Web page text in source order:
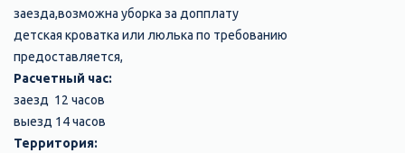
заезда,возможна уборка за допплату
детская кроватка или люлька по требованию
предоставляется,
Расчетный час:
заезд 12 часов
выезд 14 часов
Территория: